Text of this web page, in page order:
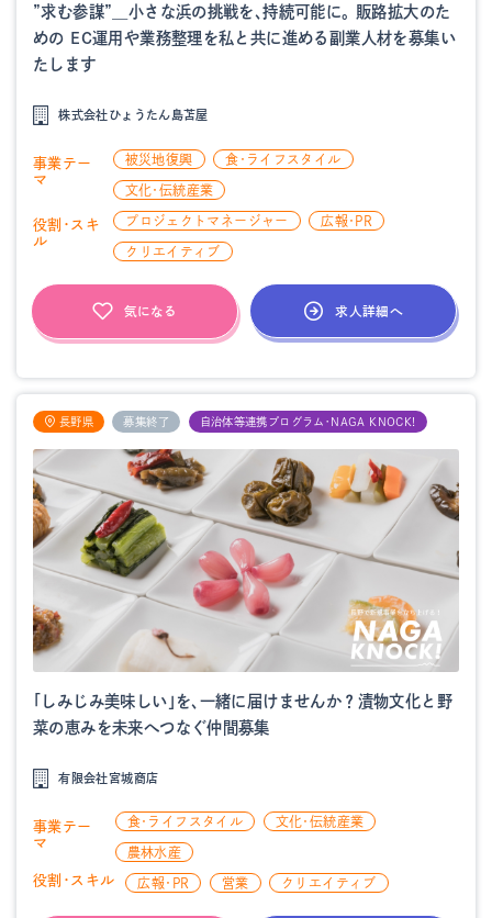
”求む参謀”＿小さな浜の挑戦を、持続可能に。 販路拡大のた
めの EC運用や業務整理を私と共に進める副業人材を募集い
たします
株式会社ひょうたん島苫屋
事業テー
マ
被災地復興 食・ライフスタイル
文化・伝統産業
役割・スキ
ル
プロジェクトマネージャー 広報・PR
クリエイティブ
気になる 求人詳細へ
長野県 募集終了 自治体等連携プログラム・NAGA KNOCK!
「しみじみ美味しい」を、一緒に届けませんか？漬物文化と野
菜の恵みを未来へつなぐ仲間募集
有限会社宮城商店
事業テー
マ
食・ライフスタイル 文化・伝統産業
農林水産
役割・スキル 広報・PR 営業 クリエイティブ